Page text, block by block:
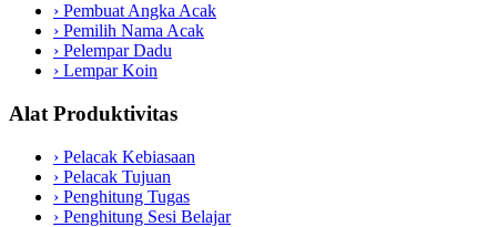
› Pembuat Angka Acak
› Pemilih Nama Acak
› Pelempar Dadu
› Lempar Koin
Alat Produktivitas
› Pelacak Kebiasaan
› Pelacak Tujuan
› Penghitung Tugas
› Penghitung Sesi Belajar